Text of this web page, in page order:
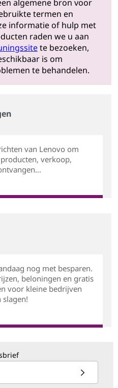
algemene bron voor
termen en
informatie of hulp met
raden we u aan
te bezoeken,
is om
te behandelen.
van Lenovo om
verkoop,
nog met besparen.
beloningen en gratis
voor kleine bedrijven
slagen!